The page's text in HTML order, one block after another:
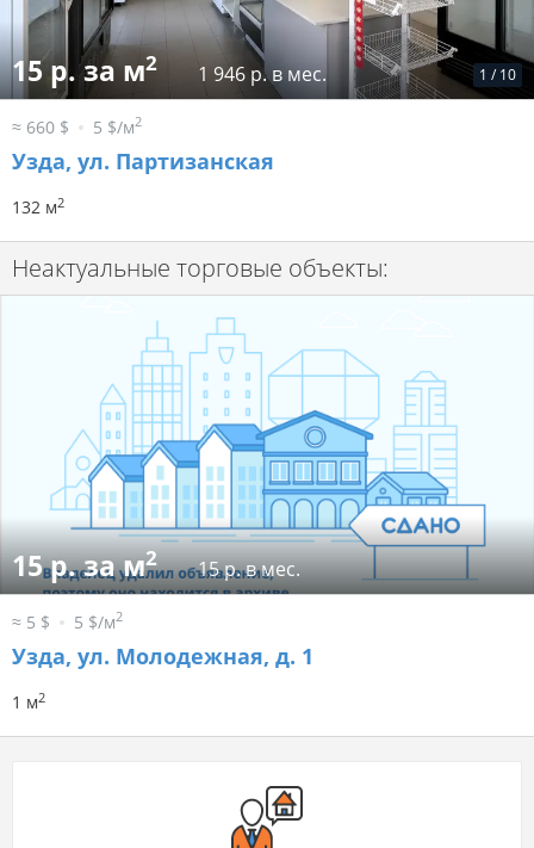
1 / 10
15 р. за м2 1 946 р. в мес.
≈ 660 $ 5 $/м2
Узда, ул. Партизанская
132 м2
Неактуальные торговые объекты:
15 р. за м2 15 р. в мес.
≈ 5 $ 5 $/м2
Узда, ул. Молодежная, д. 1
1 м2